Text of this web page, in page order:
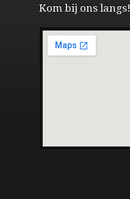
Kom bij ons langs!